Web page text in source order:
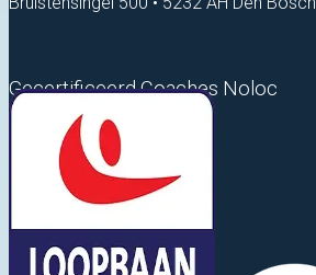
Gecertificeerd Coaches Noloc